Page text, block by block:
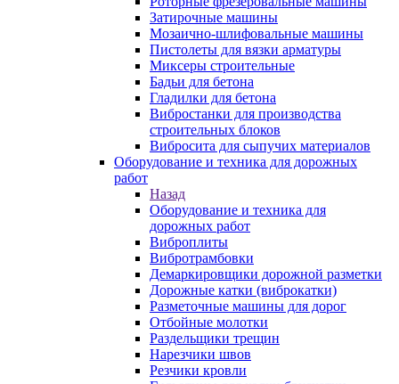
Затирочные машины
Мозаично-шлифовальные машины
Пистолеты для вязки арматуры
Миксеры строительные
Бадьи для бетона
Гладилки для бетона
Вибростанки для производства
строительных блоков
Вибросита для сыпучих материалов
Оборудование и техника для дорожных
работ
Назад
Оборудование и техника для
дорожных работ
Виброплиты
Вибротрамбовки
Демаркировщики дорожной разметки
Дорожные катки (виброкатки)
Разметочные машины для дорог
Отбойные молотки
Раздельщики трещин
Нарезчики швов
Резчики кровли